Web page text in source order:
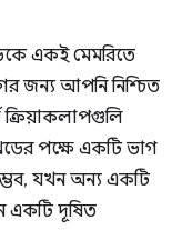
একই মেমরিতে
জন্য আপনি নিশ্চিত
ক্রিয়াকলাপগুলি
পক্ষে একটি ভাগ
যখন অন্য একটি
একটি দূষিত